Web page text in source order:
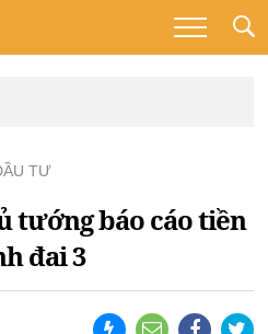
TƯ
tướng báo cáo tiền
đai 3